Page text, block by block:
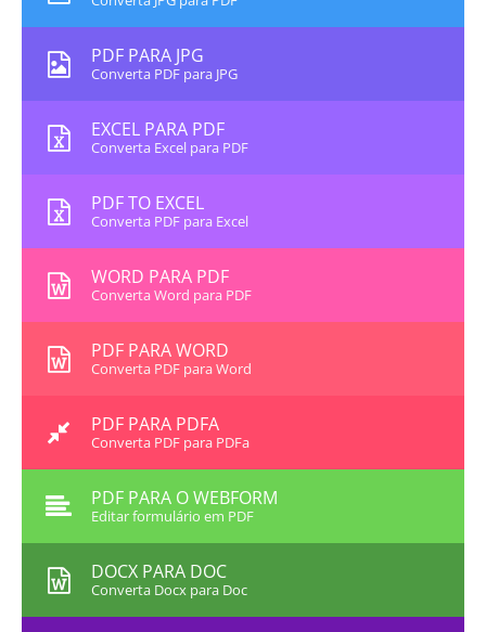
PDF PARA JPG
Converta PDF para JPG
EXCEL PARA PDF
Converta Excel para PDF
PDF TO EXCEL
Converta PDF para Excel
WORD PARA PDF
Converta Word para PDF
PDF PARA WORD
Converta PDF para Word
PDF PARA PDFA
Converta PDF para PDFa
PDF PARA O WEBFORM
Editar formulário em PDF
DOCX PARA DOC
Converta Docx para Doc